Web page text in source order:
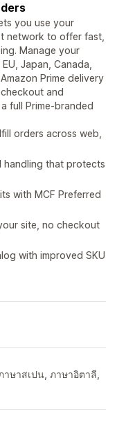
you use your
network to offer fast,
Manage your
Japan, Canada,
Prime delivery
and
full Prime-branded
orders across web,
handling that protects
with MCF Preferred
site, no checkout
with improved SKU
าษาสเปน, ภาษาอิตาลี,